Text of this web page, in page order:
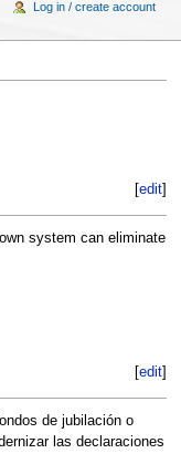
[edit
system can eliminate
[edit]
de jubilación o
las declaraciones
Log in / create account